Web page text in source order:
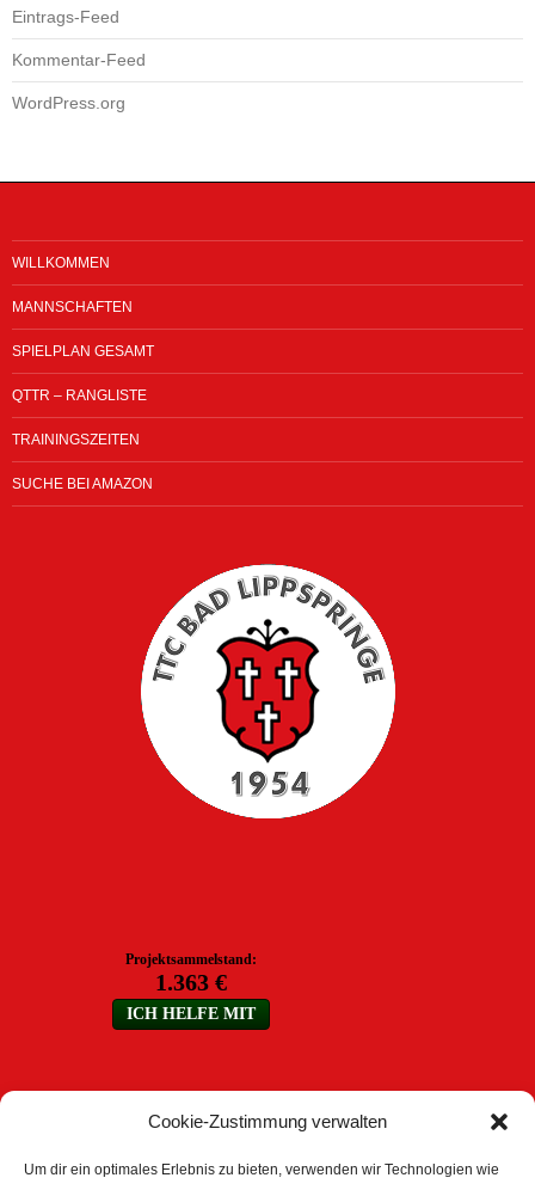
Cookie-Zustimmung verwalten
Um dir ein optimales Erlebnis zu bieten, verwenden wir Technologien wie
Eintrags-Feed
Kommentar-Feed
WordPress.org
WILLKOMMEN
MANNSCHAFTEN
SPIELPLAN GESAMT
QTTR – RANGLISTE
TRAININGSZEITEN
SUCHE BEI AMAZON